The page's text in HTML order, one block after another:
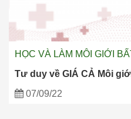
HỌC VÀ LÀM MÔI GIỚI
Tư duy về GIÁ CẢ Môi
07/09/22